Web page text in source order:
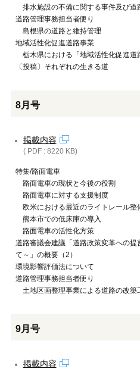
排水施設の不備に関する事件及び道
道路管理事務担当者便り
島根県の道路と維持管理
地域活性化促進道路事業
栃木県における「地域活性化促進道
〔投稿〕それぞれの生きる道
8月号
掲載内容
( PDF : 8220 KB)
特集/路面電車
路面電車の現状と今後の役割
路面電車に対する支援制度
欧米における最近のライトレール整
熊本市での低床庫の導入
路面電車の活性化方策
道路審議会建議「道路政策変革への提
て～」の概要（2）
環境影響評価法について
道路管理事務担当者便り
土地区画整理事業による道路の改築
9月号
掲載内容